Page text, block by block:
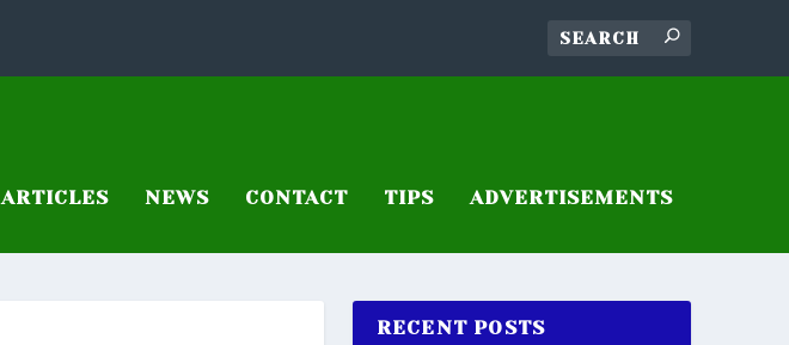
ARTICLES NEWS CONTACT TIPS ADVERTISEMENTS
RECENT POSTS